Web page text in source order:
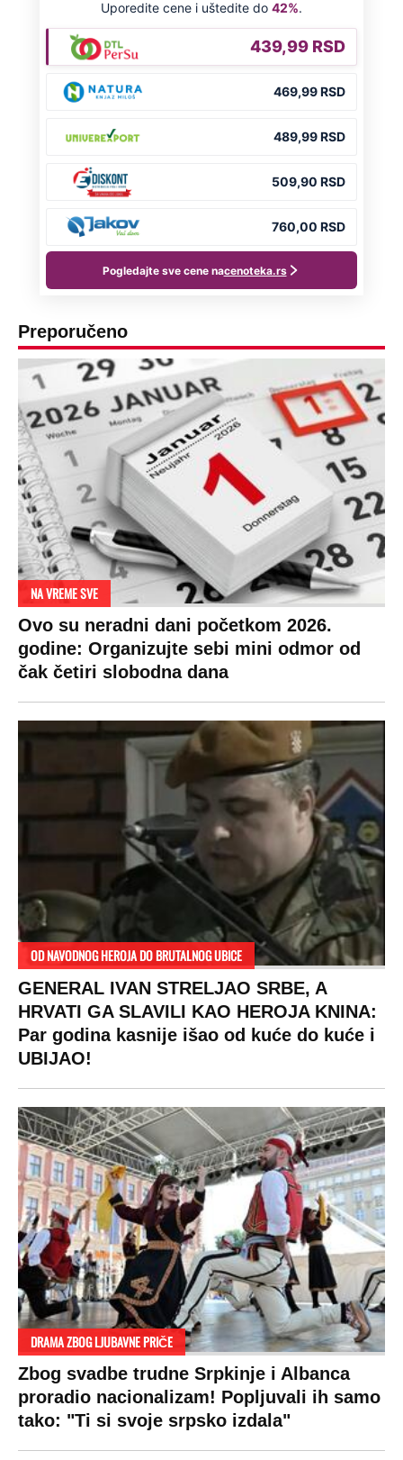
Preporučeno
NA VREME SVE
Ovo su neradni dani početkom 2026.
godine: Organizujte sebi mini odmor od
čak četiri slobodna dana
OD NAVODNOG HEROJA DO BRUTALNOG UBICE
GENERAL IVAN STRELJAO SRBE, A
HRVATI GA SLAVILI KAO HEROJA KNINA:
Par godina kasnije išao od kuće do kuće i
UBIJAO!
DRAMA ZBOG LJUBAVNE PRIČE
Zbog svadbe trudne Srpkinje i Albanca
proradio nacionalizam! Popljuvali ih samo
tako: "Ti si svoje srpsko izdala"